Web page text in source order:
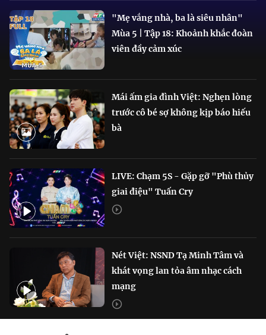
"Mẹ vắng nhà, ba là siêu nhân"
Mùa 5 | Tập 18: Khoảnh khắc đoàn
viên đầy cảm xúc
Mái ấm gia đình Việt: Nghẹn lòng
trước cô bé sợ không kịp báo hiếu
bà
LIVE: Chạm 5S - Gặp gỡ "Phù thủy
giai điệu" Tuấn Cry
Nét Việt: NSND Tạ Minh Tâm và
khát vọng lan tỏa âm nhạc cách
mạng